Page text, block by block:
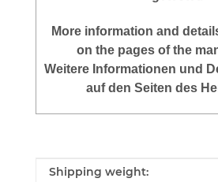
More information and
on the pages of the
Weitere Informationen und
auf den Seiten des
Item information
Value
Shipping weight: